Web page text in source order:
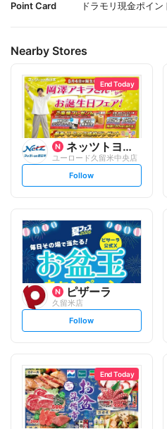
Point Card ドラモリ現金ポイン
Nearby Stores
End Today
ネッツトヨタ西日本
ユーロード久留米中央店
s
t
l
o
w
Follow
ピザーラ
久留米店
s
t
o
w
Follow
End Today